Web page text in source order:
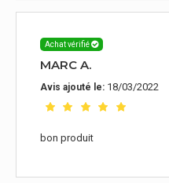
Achat vérifié
MARC A.
Avis ajouté le: 18/03/2022
bon produit